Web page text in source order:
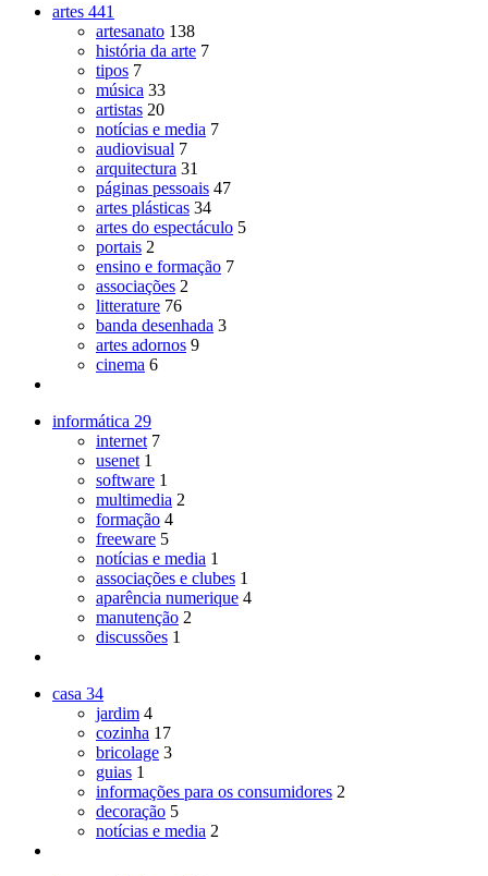
artes 441
artesanato 138
história da arte 7
tipos 7
música 33
artistas 20
notícias e media 7
audiovisual 7
arquitectura 31
páginas pessoais 47
artes plásticas 34
artes do espectáculo 5
portais 2
ensino e formação 7
associações 2
litterature 76
banda desenhada 3
artes adornos 9
cinema 6
informática 29
internet 7
usenet 1
software 1
multimedia 2
formação 4
freeware 5
notícias e media 1
associações e clubes 1
aparência numerique 4
manutenção 2
discussões 1
casa 34
jardim 4
cozinha 17
bricolage 3
guias 1
informações para os consumidores 2
decoração 5
notícias e media 2